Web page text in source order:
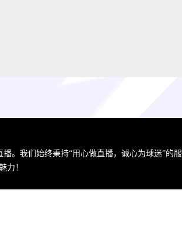
。我们始终秉持“用心做直播，诚心为球迷”的服
力！